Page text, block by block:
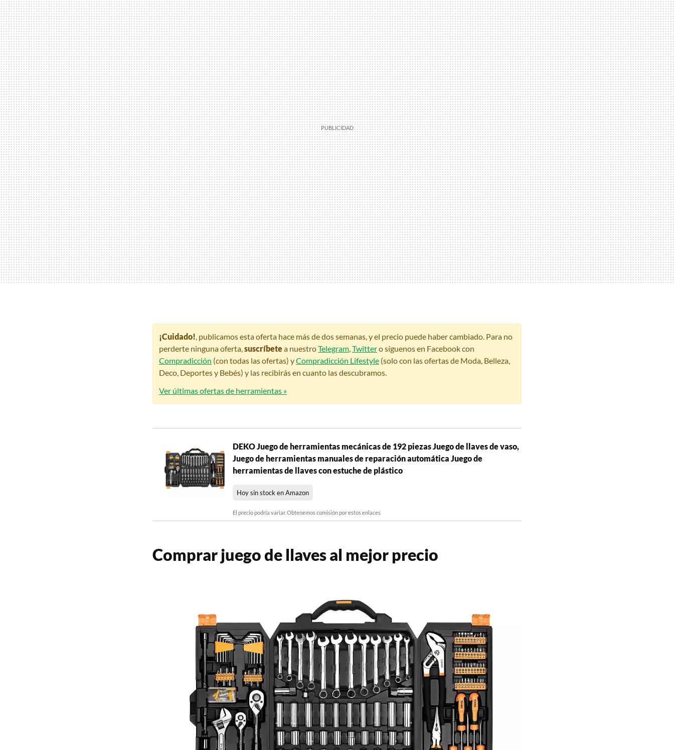
¡Cuidado! , publicamos esta oferta hace más de dos semanas, y el precio puede haber cambiado. Para no
perderte ninguna oferta, suscríbetea nuestroTelegram Twittero síguenos en Facebook con
Compradicción (con todas las ofertas) yCompradicción Lifestyle (solo con las ofertas de Moda, Belleza,
Deco, Deportes y Bebés) y las recibirás en cuanto las descubramos.
Ver últimas ofertas de herramientas »
DEKO Juego de herramientas mecánicas de 192 piezas Juego de llaves de vaso,
Juego de herramientas manuales de reparación automática Juego de
herramientas de llaves con estuche de plástico
Hoy sin stock en Amazon
El precio podría variar. Obtenemos comisión por estos enlaces
Comprar juego de llaves al mejor precio